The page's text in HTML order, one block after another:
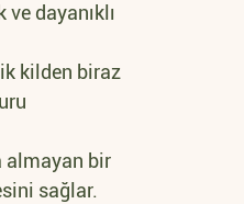
dayanıklı
kilden biraz
almayan bir
sağlar.